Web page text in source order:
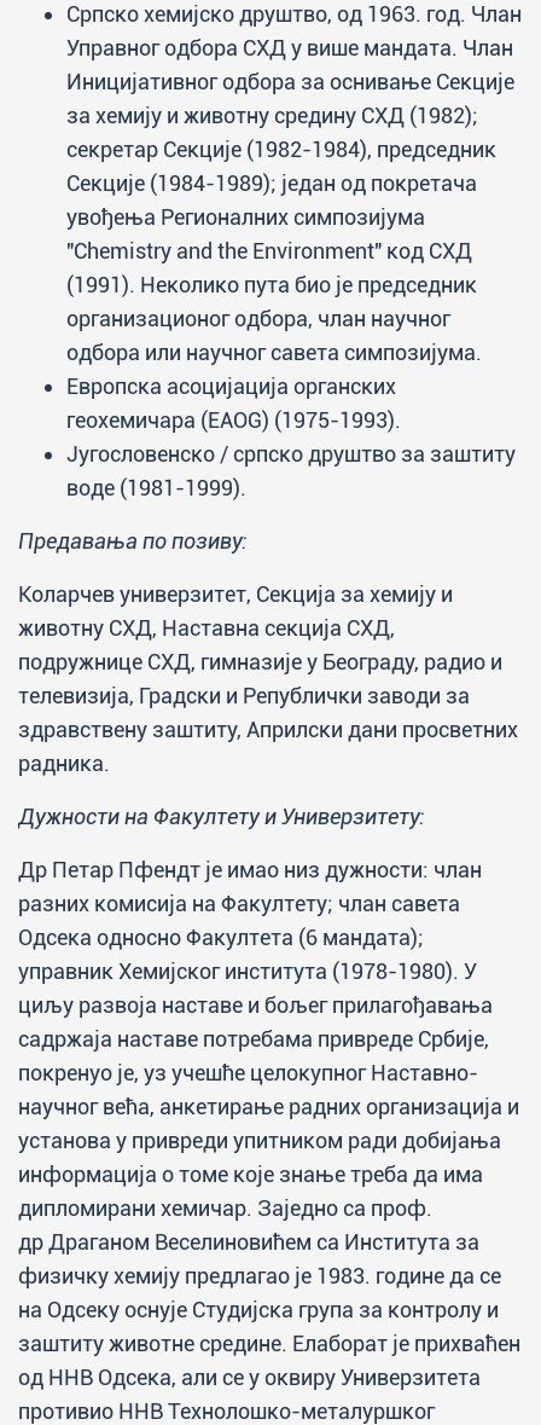
Српско хемијско друштво, од 1963. год. Члан
Управног одбора СХД у више мандата. Члан
Иницијативног одбора за оснивање Секције
за хемију и животну средину СХД (1982);
секретар Секције (1982-1984), председник
Секције (1984-1989); један од покретача
увођења Регионалних симпозијума
"Chemistry and the Environment" код СХД
(1991). Неколико пута био је председник
организационог одбора, члан научног
одбора или научног савета симпозијума.
Европска асоцијација органских
геохемичара (EAOG) (1975-1993).
Југословенско / српско друштво за заштиту
воде (1981-1999).
Предавања по позиву:
Коларчев универзитет, Секција за хемију и
животну СХД, Наставна секција СХД,
подружнице СХД, гимназије у Београду, радио и
телевизија, Градски и Републички заводи за
здравствену заштиту, Априлски дани просветних
радника.
Дужности на Факултету и Универзитету:
Др Петар Пфендт је имао низ дужности: члан
разних комисија на Факултету; члан савета
Одсека односно Факултета (6 мандата);
управник Хемијског института (1978-1980). У
циљу развоја наставе и бољег прилагођавања
садржаја наставе потребама привреде Србије,
покренуо је, уз учешће целокупног Наставно-
научног већа, анкетирање радних организација и
установа у привреди упитником ради добијања
информација о томе које знање треба да има
дипломирани хемичар. Заједно са проф.
др Драганом Веселиновићем са Института за
физичку хемију предлагао је 1983. године да се
на Одсеку оснује Студијска група за контролу и
заштиту животне средине. Елаборат је прихваћен
од ННВ Одсека, али се у оквиру Универзитета
противио ННВ Технолошко-металуршког